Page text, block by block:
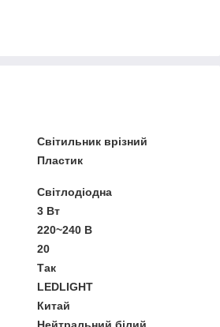
Світильник врізний
Пластик
Світлодіодна
3 Вт
220~240 В
20
Так
LEDLIGHT
Китай
Нейтральний білий